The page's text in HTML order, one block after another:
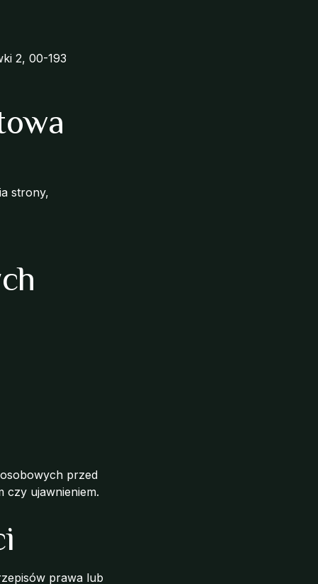
2, 00-193
strony,
przed
czy ujawnieniem.
prawa lub